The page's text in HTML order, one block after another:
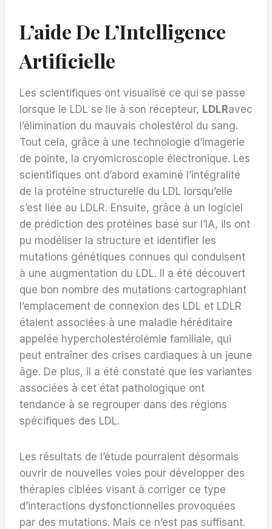
L’aide De L’Intelligence
Artificielle
Les scientifiques ont visualisé ce qui se passe
lorsque le LDL se lie à son récepteur, LDLRavec
l’élimination du mauvais cholestérol du sang.
Tout cela, grâce à une technologie d’imagerie
de pointe, la cryomicroscopie électronique. Les
scientifiques ont d’abord examiné l’intégralité
de la protéine structurelle du LDL lorsqu’elle
s’est liée au LDLR. Ensuite, grâce à un logiciel
de prédiction des protéines basé sur l’IA, ils ont
pu modéliser la structure et identifier les
mutations génétiques connues qui conduisent
à une augmentation du LDL. Il a été découvert
que bon nombre des mutations cartographiant
l’emplacement de connexion des LDL et LDLR
étaient associées à une maladie héréditaire
appelée hypercholestérolémie familiale, qui
peut entraîner des crises cardiaques à un jeune
âge. De plus, il a été constaté que les variantes
associées à cet état pathologique ont
tendance à se regrouper dans des régions
spécifiques des LDL.
Les résultats de l’étude pourraient désormais
ouvrir de nouvelles voies pour développer des
thérapies ciblées visant à corriger ce type
d’interactions dysfonctionnelles provoquées
par des mutations. Mais ce n’est pas suffisant.